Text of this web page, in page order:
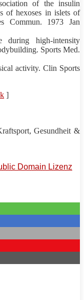
of the insulin
of hexoses in islets of
Commun. 1973 Jan
high-intensity
Sports Med.
activity. Clin Sports
]
, Gesundheit &
Domain Lizenz